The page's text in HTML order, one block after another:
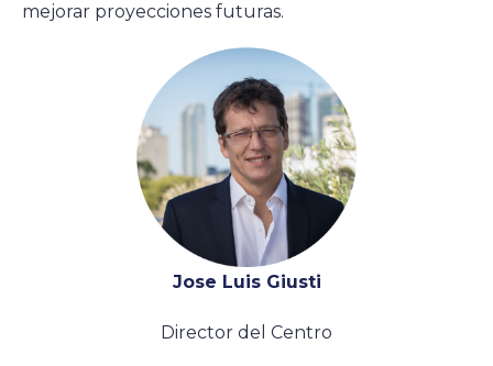
mejorar proyecciones futuras.
Jose Luis Giusti
Director del Centro